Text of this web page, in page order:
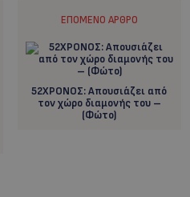
ΕΠΌΜΕΝΟ ΆΡΘΡΟ
52ΧΡΟΝΟΣ: Aπουσιάζει από
τον χώρο διαμονής του –
(Φώτο)